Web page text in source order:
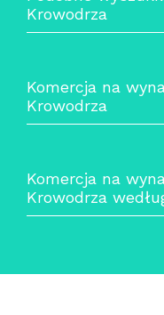
Krowodrza
Komercja na
Krowodrza
Komercja na
Krowodrza